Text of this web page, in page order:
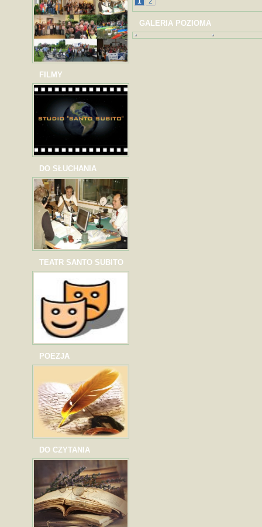
FILMY
DO SŁUCHANIA
TEATR SANTO SUBITO
POEZJA
DO CZYTANIA
GALERIA POZIOMA